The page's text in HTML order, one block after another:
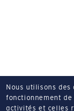
Nous utilisons
fonctionnement de
activités et celles